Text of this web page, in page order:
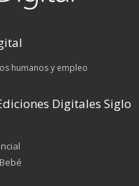
humanos y empleo
Digitales Siglo